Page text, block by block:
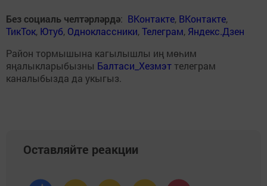
Без социаль челтәрләрдә: ВКонтакте, ВКонтакте,
ТикТок, Ютуб, Одноклассники,Телеграм, Яндекс.Дзен
Район тормышына кагылышлы иң мөһим
яңалыкларыбызны Балтаси_Хезмэт телеграм
каналыбызда да укыгыз.
Оставляйте реакции